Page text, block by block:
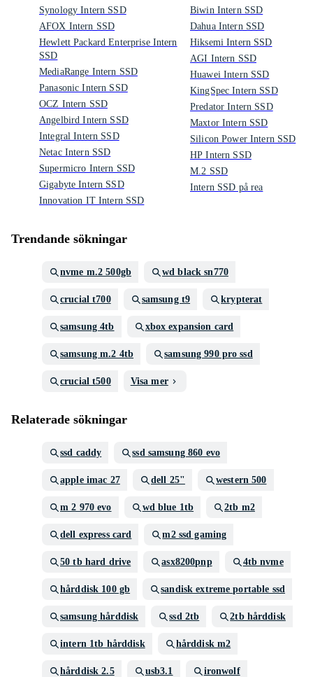
Synology Intern SSD
AFOX Intern SSD
Hewlett Packard Enterprise Intern
SSD
MediaRange Intern SSD
Panasonic Intern SSD
OCZ Intern SSD
Angelbird Intern SSD
Integral Intern SSD
Netac Intern SSD
Supermicro Intern SSD
Gigabyte Intern SSD
Innovation IT Intern SSD
Biwin Intern SSD
Dahua Intern SSD
Hiksemi Intern SSD
AGI Intern SSD
Huawei Intern SSD
KingSpec Intern SSD
Predator Intern SSD
Maxtor Intern SSD
Silicon Power Intern SSD
HP Intern SSD
M.2 SSD
Intern SSD på rea
Trendande sökningar
nvme m.2 500gb wd black sn770
crucial t700 samsung t9 krypterat
samsung 4tb xbox expansion card
samsung m.2 4tb samsung 990 pro ssd
crucial t500 Visa mer
Relaterade sökningar
ssd caddy ssd samsung 860 evo
apple imac 27 dell 25" western 500
m 2 970 evo wd blue 1tb 2tb m2
dell express card m2 ssd gaming
50 tb hard drive asx8200pnp 4tb nvme
hårddisk 100 gb sandisk extreme portable ssd
samsung hårddisk ssd 2tb 2tb hårddisk
intern 1tb hårddisk hårddisk m2
hårddisk 2.5 usb3.1 ironwolf